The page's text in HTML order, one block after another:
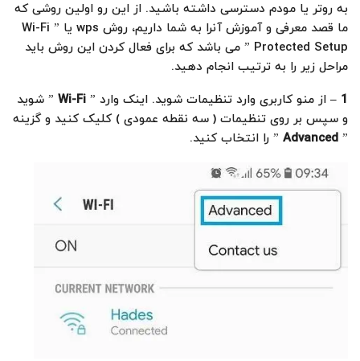
به روتر یا مودم دسترسی داشته باشید. از این رو اولین روشی که
ما قصد معرفی و آموزش آنرا به شما داریم، روش wps یا ” Wi-Fi
Protected Setup ” می باشد که برای فعال کردن این روش باید
مراحل زیر را به ترتیب انجام دهید.
1
–از منو کاربری وارد تنظیمات شوید. اینک وارد ” Wi-Fi ” شوید
و سپس بر روی تنظیمات ( سه نقطه عمودی ) کلیک کنید و گزینه
”
Advanced ” را انتخاب کنید.